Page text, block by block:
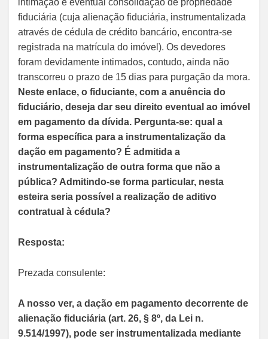
intimação e eventual consolidação de propriedade
fiduciária (cuja alienação fiduciária, instrumentalizada
através de cédula de crédito bancário, encontra-se
registrada na matrícula do imóvel). Os devedores
foram devidamente intimados, contudo, ainda não
transcorreu o prazo de 15 dias para purgação da mora.
Neste enlace, o fiduciante, com a anuência do
fiduciário, deseja dar seu direito eventual ao imóvel
em pagamento da dívida. Pergunta-se: qual a
forma específica para a instrumentalização da
dação em pagamento? É admitida a
instrumentalização de outra forma que não a
pública? Admitindo-se forma particular, nesta
esteira seria possível a realização de aditivo
contratual à cédula?
Resposta:
Prezada consulente:
A nosso ver, a dação em pagamento decorrente de
alienação fiduciária (art. 26, § 8º, da Lei n.
9.514/1997), pode ser instrumentalizada mediante